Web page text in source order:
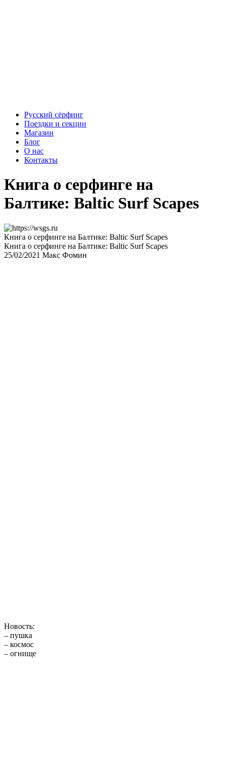
Русский сёрфинг
Поездки и секции
Магазин
Блог
О нас
Контакты
Книга о серфинге на
Балтике: Baltic Surf Scapes
Книга о серфинге на Балтике: Baltic Surf Scapes
Книга о серфинге на Балтике: Baltic Surf Scapes
25/02/2021 Макс Фомин
Новость:
– пушка
– космос
– огнище